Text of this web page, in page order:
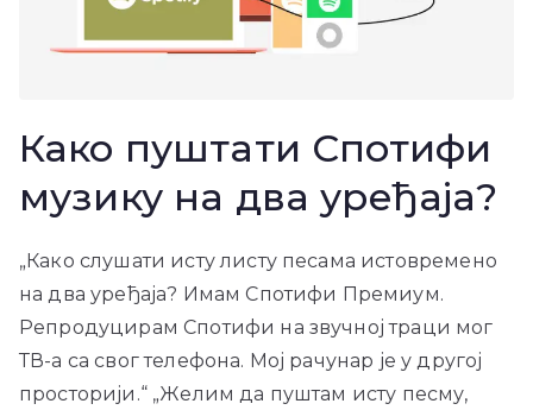
Како пуштати Спотифи
музику на два уређаја?
„Како слушати исту листу песама истовремено
на два уређаја? Имам Спотифи Премиум.
Репродуцирам Спотифи на звучној траци мог
ТВ-а са свог телефона. Мој рачунар је у другој
просторији.“ „Желим да пуштам исту песму,